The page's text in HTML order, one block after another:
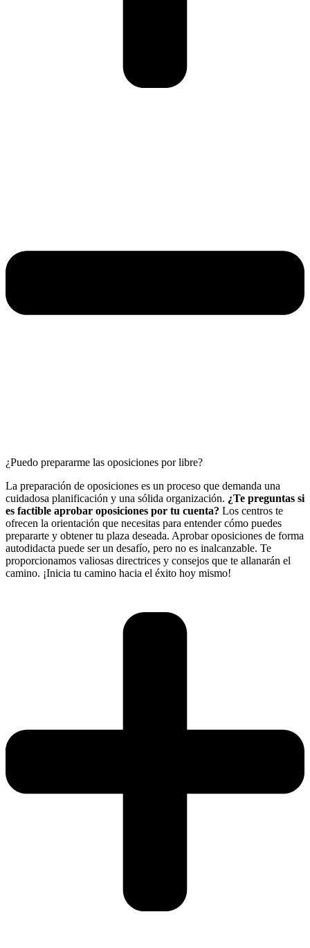
¿Puedo prepararme las oposiciones por libre?
La preparación de oposiciones es un proceso que demanda una
cuidadosa planificación y una sólida organización. ¿Te preguntas si
es factible aprobar oposiciones por tu cuenta? Los centros te
ofrecen la orientación que necesitas para entender cómo puedes
prepararte y obtener tu plaza deseada. Aprobar oposiciones de forma
autodidacta puede ser un desafío, pero no es inalcanzable. Te
proporcionamos valiosas directrices y consejos que te allanarán el
camino. ¡Inicia tu camino hacia el éxito hoy mismo!